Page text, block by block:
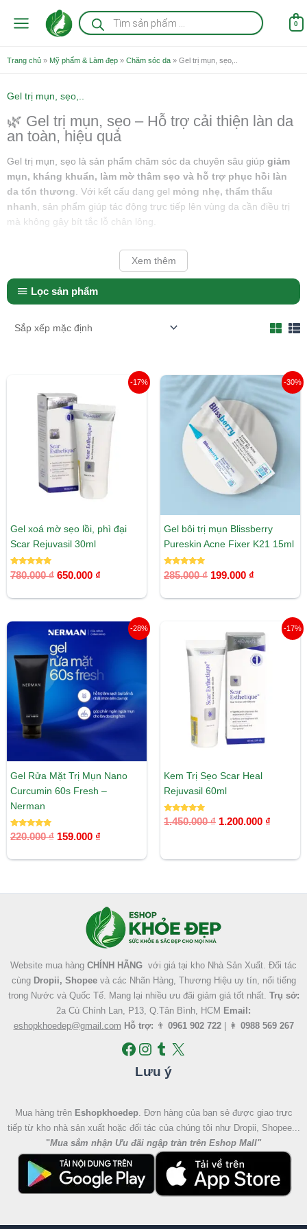
Tìm
kiếm
sản
0
Trang chủ » Mỹ phẩm & Làm đẹp » Chăm sóc da » Gel trị mụn, sẹo,..
Gel trị mụn, sẹo,..
🌿 Gel trị mụn, sẹo – Hỗ trợ cải thiện làn da
an toàn, hiệu quả
Gel trị mụn, sẹo là sản phẩm chăm sóc da chuyên sâu giúp giảm
mụn, kháng khuẩn, làm mờ thâm sẹo và hỗ trợ phục hồi làn
da tổn thương. Với kết cấu dạng gel mỏng nhẹ, thẩm thấu
nhanh, sản phẩm giúp tác động trực tiếp lên vùng da cần điều trị
mà không gây bít tắc lỗ chân lông.
Xem thêm
Lọc sản phẩm
-17%
Gel xoá mờ sẹo lồi, phì đại
Scar Rejuvasil 30ml
Được xếp
hạng
780.000₫
gốc
là:
780.000 ₫.
650.000 ₫
tại
là:
650.000 ₫.
-30%
Gel bôi trị mụn Blissberry
Pureskin Acne Fixer K21 15ml
Được xếp
hạng
285.000₫
Giá
gốc
là:
285.000 ₫.
199.000 ₫
Giá
tại
là:
199.000 ₫.
-28%
Gel Rửa Mặt Trị Mụn Nano
Curcumin 60s Fresh –
Nerman
Được xếp
hạng
220.000₫
Giá
gốc
là:
220.000 ₫.
159.000 ₫
hiện
159.000 ₫.
-17%
Kem Trị Sẹo Scar Heal
Rejuvasil 60ml
Được xếp
hạng
1.450.000₫
gốc
là:
1.450.000 ₫.
1.200.000 ₫
Giá
hiện
Website mua hàng CHÍNH HÃNG với giá tại kho Nhà Sản Xuất. Đối tác
cùng Dropii, Shopeevà các Nhãn Hàng, Thương Hiệu uy tín, nổi tiếng
trong Nước và Quốc Tế. Mang lại nhiều ưu đãi giảm giá tốt nhất. Trụ sở:
2a Cù Chính Lan, P13, Q.Tân Bình, HCM Email:
eshopkhoedep@gmail.com Hỗ trợ: 👨 0961 902 722| 👩 0988 569 267
Lưu ý
Mua hàng trên Eshopkhoedep. Đơn hàng của bạn sẻ được giao trực
tiếp từ kho nhà sản xuất hoặc đối tác của chúng tôi như Dropii, Shopee...
"Mua sắm nhận Ưu đãi ngập tràn trên Eshop Mall"